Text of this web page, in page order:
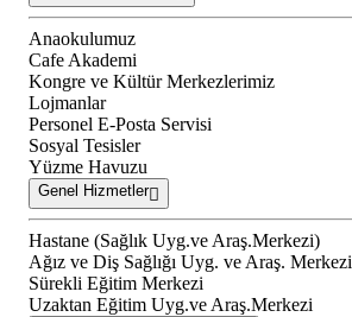
Anaokulumuz
Cafe Akademi
Kongre ve Kültür Merkezlerimiz
Lojmanlar
Personel E-Posta Servisi
Sosyal Tesisler
Yüzme Havuzu
Genel Hizmetler
Hastane (Sağlık Uyg.ve Araş.Merkezi)
Ağız ve Diş Sağlığı Uyg. ve Araş. Merkezi
Sürekli Eğitim Merkezi
Uzaktan Eğitim Uyg.ve Araş.Merkezi